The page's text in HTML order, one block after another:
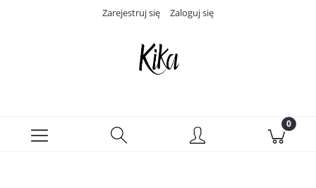
Zarejestruj się Zaloguj się